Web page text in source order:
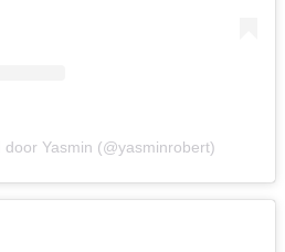
Yasmin (@yasminrobert)